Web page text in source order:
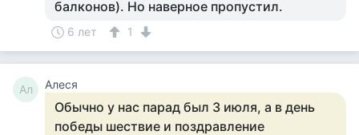
балконов). Но наверное пропустил.
6 лет 1
Ал Алеся
Обычно у нас парад был 3 июля, а в день
победы шествие и поздравление